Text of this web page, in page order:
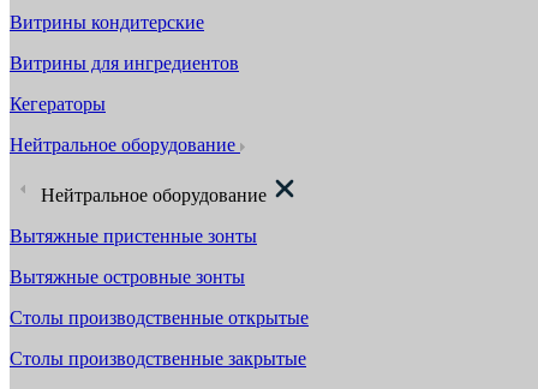
Витрины кондитерские
Витрины для ингредиентов
Кегераторы
Нейтральное оборудование
Нейтральное оборудование
Вытяжные пристенные зонты
Вытяжные островные зонты
Столы производственные открытые
Столы производственные закрытые